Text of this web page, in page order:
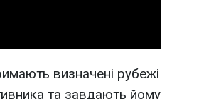
визначені рубежі
та завдають йому